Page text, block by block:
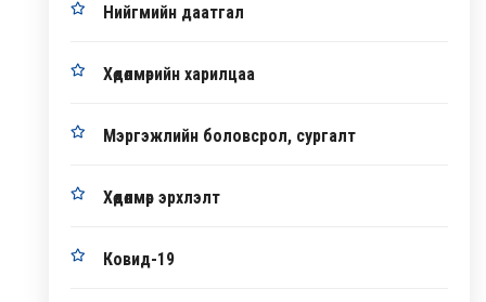
Нийгмийн даатгал
Хөдөлмөрийн харилцаа
Мэргэжлийн боловсрол, сургалт
Хөдөлмөр эрхлэлт
Ковид-19